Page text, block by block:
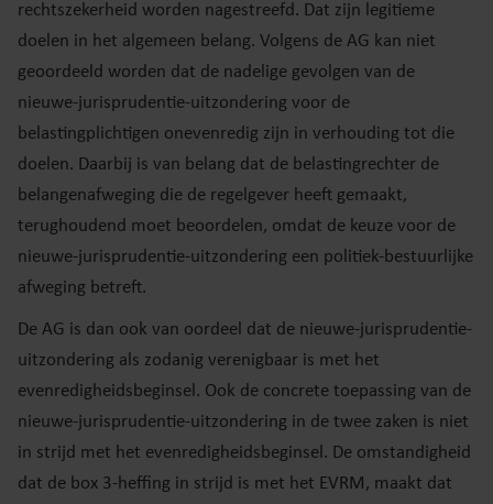
rechtszekerheid worden nagestreefd. Dat zijn legitieme
doelen in het algemeen belang. Volgens de AG kan niet
geoordeeld worden dat de nadelige gevolgen van de
nieuwe-jurisprudentie-uitzondering voor de
belastingplichtigen onevenredig zijn in verhouding tot die
doelen. Daarbij is van belang dat de belastingrechter de
belangenafweging die de regelgever heeft gemaakt,
terughoudend moet beoordelen, omdat de keuze voor de
nieuwe-jurisprudentie-uitzondering een politiek-bestuurlijke
afweging betreft.
De AG is dan ook van oordeel dat de nieuwe-jurisprudentie-
uitzondering als zodanig verenigbaar is met het
evenredigheidsbeginsel. Ook de concrete toepassing van de
nieuwe-jurisprudentie-uitzondering in de twee zaken is niet
in strijd met het evenredigheidsbeginsel. De omstandigheid
dat de box 3-heffing in strijd is met het EVRM, maakt dat